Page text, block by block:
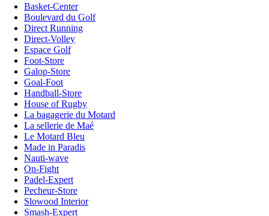
Basket-Center
Boulevard du Golf
Direct Running
Direct-Volley
Espace Golf
Foot-Store
Galop-Store
Goal-Foot
Handball-Store
House of Rugby
La bagagerie du Motard
La sellerie de Maé
Le Motard Bleu
Made in Paradis
Nauti-wave
On-Fight
Padel-Expert
Pecheur-Store
Slowood Interior
Smash-Expert